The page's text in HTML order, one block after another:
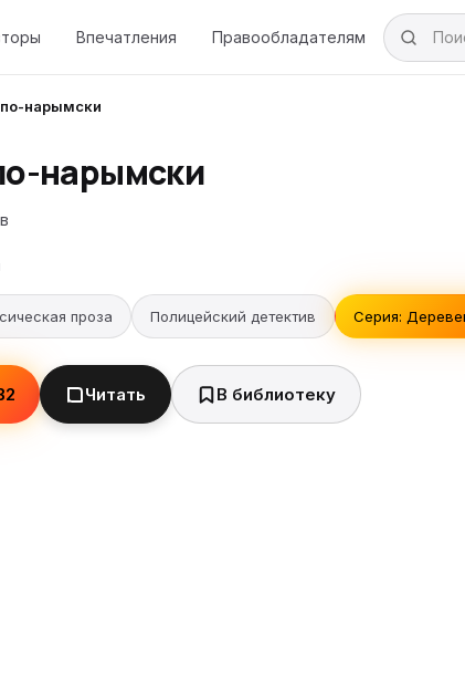
Впечатления Правообладателям
нарымски
нарымски
проза Полицейский детектив Серия:
Читать В библиотеку